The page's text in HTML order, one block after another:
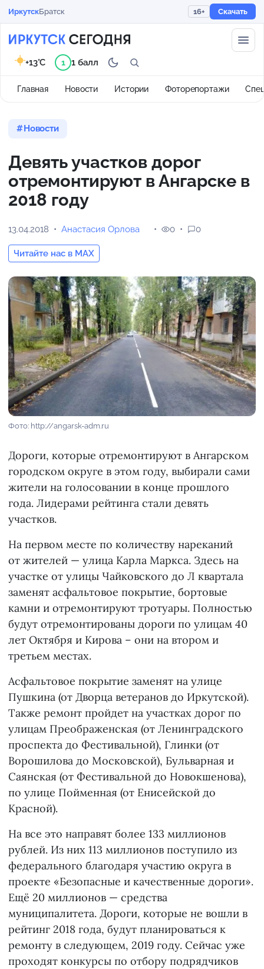
ИркутскБратск 16+ Скачать
Главная Новости Истории Фоторепортажи
+13°C 1 1 балл
Новости
Девять участков дорог
отремонтируют в Ангарске в
2018 году
13.04.2018 Анастасия Орлова
Читайте нас в MAX
0 0
Фото: http://angarsk-adm.ru
Дороги, которые отремонтируют в Ангарском
городском округе в этом году, выбирали сами
жители на голосовании в конце прошлого
года. Лидерами рейтинга стали девять
участков.
На первом месте по количеству нареканий
от жителей — улица Карла Маркса. Здесь на
участке от улицы Чайковского до Л квартала
заменят асфальтовое покрытие, бортовые
камни и отремонтируют тротуары. Полностью
будут отремонтированы дороги по улицам 40
лет Октября и Кирова – они на втором и
третьем местах.
Асфальтовое покрытие заменят на улице
Пушкина (от Дворца ветеранов до Иркутской).
Также ремонт пройдет на участках дорог по
улицам Преображенская (от Ленинградского
проспекта до Фестивальной), Глинки (от
Ворошилова до Московской), Бульварная и
Саянская (от Фестивальной до Новокшенова),
по улице Пойменная (от Енисейской до
Красной).
На все это направят более 133 миллионов
рублей. Из них 113 миллионов поступило из
федерального благодаря участию округа в
проекте «Безопасные и качественные дороги».
Ещё 20 миллионов — средства
муниципалитета. Дороги, которые не вошли в
рейтинг 2018 года, будут планироваться к
ремонту в следующем, 2019 году. Сейчас уже
проходят конкурсы по отбору подрядчиков